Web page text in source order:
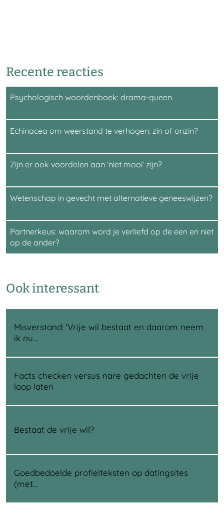
Recente reacties
Psychologisch woordenboek: drama-queen
Echinacea om weerstand te verhogen: zin of onzin?
Zijn er ook voordelen aan ‘niet mooi’ zijn?
Wetenschap in gevecht met alternatieve geneeswijzen?
Partnerkeus: waarom word je verliefd op de een en niet
op de ander?
Ook interessant
Misverstand: 'Vrije wil bestaat en daarom neem
ik nu…
Facts checken versus nare gedachten de vrije
loop laten
Bestaat de vrije wil?
Goedbedoelde profielteksten op datingsites
(met…